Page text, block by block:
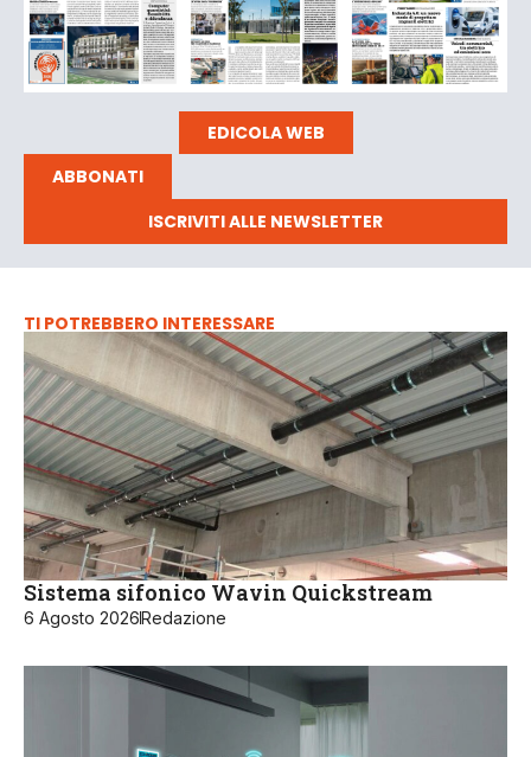
EDICOLA WEB
ABBONATI
ISCRIVITI ALLE NEWSLETTER
TI POTREBBERO INTERESSARE
Sistema sifonico Wavin Quickstream
6 Agosto 2026Redazione